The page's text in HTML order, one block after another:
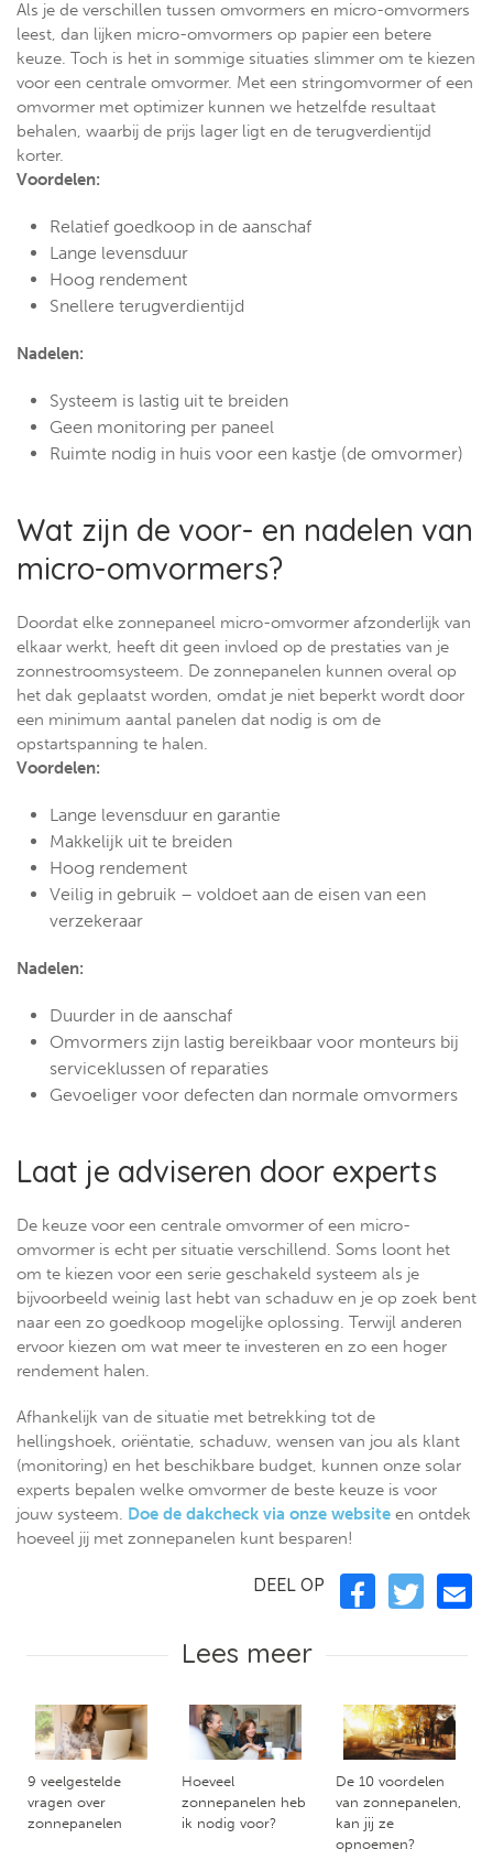
Als je de verschillen tussen omvormers en micro-omvormers
leest, dan lijken micro-omvormers op papier een betere
keuze. Toch is het in sommige situaties slimmer om te kiezen
voor een centrale omvormer. Met een stringomvormer of een
omvormer met optimizer kunnen we hetzelfde resultaat
behalen, waarbij de prijs lager ligt en de terugverdientijd
korter.
Voordelen:
Relatief goedkoop in de aanschaf
Lange levensduur
Hoog rendement
Snellere terugverdientijd
Nadelen:
Systeem is lastig uit te breiden
Geen monitoring per paneel
Ruimte nodig in huis voor een kastje (de omvormer)
Wat zijn de voor- en nadelen van
micro-omvormers?
Doordat elke zonnepaneel micro-omvormer afzonderlijk van
elkaar werkt, heeft dit geen invloed op de prestaties van je
zonnestroomsysteem. De zonnepanelen kunnen overal op
het dak geplaatst worden, omdat je niet beperkt wordt door
een minimum aantal panelen dat nodig is om de
opstartspanning te halen.
Voordelen:
Lange levensduur en garantie
Makkelijk uit te breiden
Hoog rendement
Veilig in gebruik – voldoet aan de eisen van een
verzekeraar
Nadelen:
Duurder in de aanschaf
Omvormers zijn lastig bereikbaar voor monteurs bij
serviceklussen of reparaties
Gevoeliger voor defecten dan normale omvormers
Laat je adviseren door experts
De keuze voor een centrale omvormer of een micro-
omvormer is echt per situatie verschillend. Soms loont het
om te kiezen voor een serie geschakeld systeem als je
bijvoorbeeld weinig last hebt van schaduw en je op zoek bent
naar een zo goedkoop mogelijke oplossing. Terwijl anderen
ervoor kiezen om wat meer te investeren en zo een hoger
rendement halen.
Afhankelijk van de situatie met betrekking tot de
hellingshoek, oriëntatie, schaduw, wensen van jou als klant
(monitoring) en het beschikbare budget, kunnen onze solar
experts bepalen welke omvormer de beste keuze is voor
jouw systeem. Doe de dakcheck via onze website en ontdek
hoeveel jij met zonnepanelen kunt besparen!
DEEL OP
Lees meer
9 veelgestelde
vragen over
zonnepanelen
Hoeveel
zonnepanelen heb
ik nodig voor?
De 10 voordelen
van zonnepanelen,
kan jij ze
opnoemen?